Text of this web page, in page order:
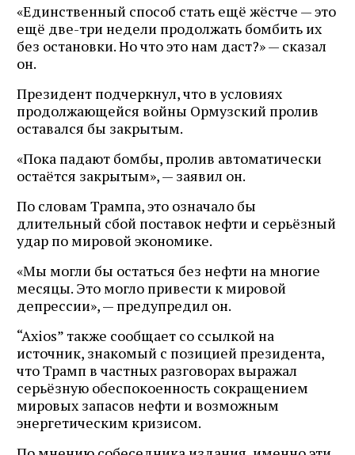
«Единственный способ стать ещё жёстче — это
ещё две-три недели продолжать бомбить их
без остановки. Но что это нам даст?» — сказал
он.
Президент подчеркнул, что в условиях
продолжающейся войны Ормузский пролив
оставался бы закрытым.
«Пока падают бомбы, пролив автоматически
остаётся закрытым», — заявил он.
По словам Трампа, это означало бы
длительный сбой поставок нефти и серьёзный
удар по мировой экономике.
«Мы могли бы остаться без нефти на многие
месяцы. Это могло привести к мировой
депрессии», — предупредил он.
“Axios” также сообщает со ссылкой на
источник, знакомый с позицией президента,
что Трамп в частных разговорах выражал
серьёзную обеспокоенность сокращением
мировых запасов нефти и возможным
энергетическим кризисом.